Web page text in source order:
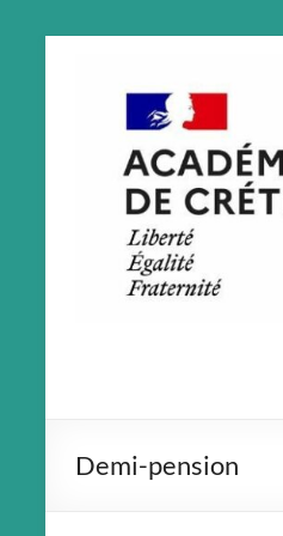
Demi-pension